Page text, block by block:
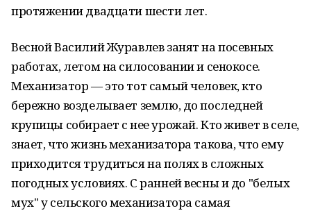
протяжении двадцати шести лет.
Весной Василий Журавлев занят на посевных
работах, летом на силосовании и сенокосе.
Механизатор — это тот самый человек, кто
бережно возделывает землю, до последней
крупицы собирает с нее урожай. Кто живет в селе,
знает, что жизнь механизатора такова, что ему
приходится трудиться на полях в сложных
погодных условиях. С ранней весны и до "белых
мух" у сельского механизатора самая